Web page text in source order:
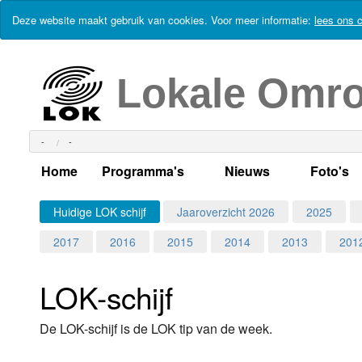
Deze website maakt gebruik van cookies. Voor meer informatie: lees ons
Lokale
- -
Home Programma's
Alle dagen
Weekschema
Alle programma's
Nieuws
Actueel Lokaal
LOK nieuws
Foto's
Huidige LOK schijf Jaaroverzicht 2026 2025
2017
2016 2015 2014 2013
LOK-schijf
De LOK-schijf is de LOK tip van de week.